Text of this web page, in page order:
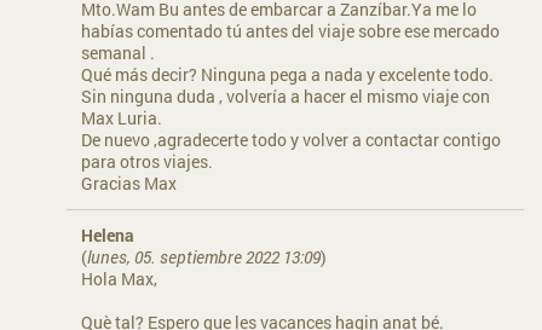
Mto.Wam Bu antes de embarcar a Zanzíbar.Ya me lo
habías comentado tú antes del viaje sobre ese mercado
semanal .
Qué más decir? Ninguna pega a nada y excelente todo.
Sin ninguna duda , volvería a hacer el mismo viaje con
Max Luria.
De nuevo ,agradecerte todo y volver a contactar contigo
para otros viajes.
Gracias Max
Helena
(lunes, 05. septiembre 2022 13:09)
Hola Max,
Què tal? Espero que les vacances hagin anat bé.